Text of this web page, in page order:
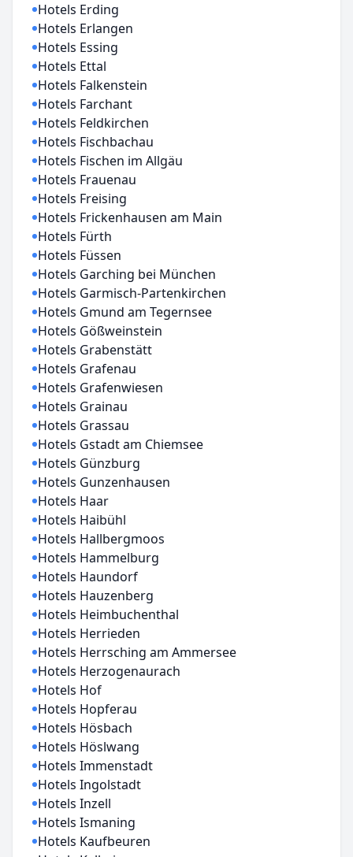
Hotels Erding
Hotels Erlangen
Hotels Essing
Hotels Ettal
Hotels Falkenstein
Hotels Farchant
Hotels Feldkirchen
Hotels Fischbachau
Hotels Fischen im Allgäu
Hotels Frauenau
Hotels Freising
Hotels Frickenhausen am Main
Hotels Fürth
Hotels Füssen
Hotels Garching bei München
Hotels Garmisch-Partenkirchen
Hotels Gmund am Tegernsee
Hotels Gößweinstein
Hotels Grabenstätt
Hotels Grafenau
Hotels Grafenwiesen
Hotels Grainau
Hotels Grassau
Hotels Gstadt am Chiemsee
Hotels Günzburg
Hotels Gunzenhausen
Hotels Haar
Hotels Haibühl
Hotels Hallbergmoos
Hotels Hammelburg
Hotels Haundorf
Hotels Hauzenberg
Hotels Heimbuchenthal
Hotels Herrieden
Hotels Herrsching am Ammersee
Hotels Herzogenaurach
Hotels Hof
Hotels Hopferau
Hotels Hösbach
Hotels Höslwang
Hotels Immenstadt
Hotels Ingolstadt
Hotels Inzell
Hotels Ismaning
Hotels Kaufbeuren